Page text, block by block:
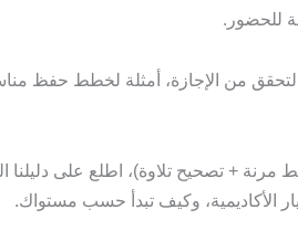
للحضور.
من الإجازة، أمثلة لخطط حفظ
+ تصحيح تلاوة)، اطلع على دليلنا
الأكاديمية، وكيف تبدأ حسب مستواك.